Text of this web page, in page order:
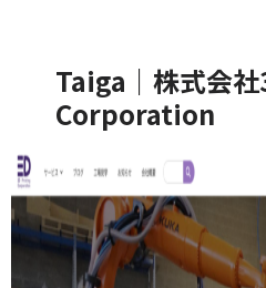
Taiga｜株式会
Corporation